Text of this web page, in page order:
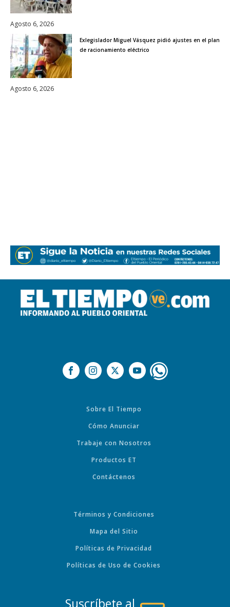
Agosto 6, 2026
Exlegislador Miguel Vásquez pidió ajustes en el plan
de racionamiento eléctrico
Agosto 6, 2026
Sobre El Tiempo
Cómo Anunciar
Trabaje con Nosotros
Productos ET
Contáctenos
Términos y Condiciones
Mapa del Sitio
Políticas de Privacidad
Políticas de Uso de Cookies
Suscríbete al